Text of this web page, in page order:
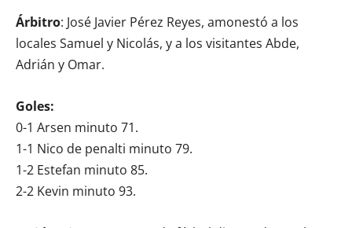
Árbitro: José Javier Pérez Reyes, amonestó a los
locales Samuel y Nicolás, y a los visitantes Abde,
Adrián y Omar.
Goles:
0-1 Arsen minuto 71.
1-1 Nico de penalti minuto 79.
1-2 Estefan minuto 85.
2-2 Kevin minuto 93.